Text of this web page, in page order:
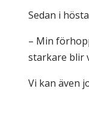
Sedan i
– Min
starkare blir
Vi kan även